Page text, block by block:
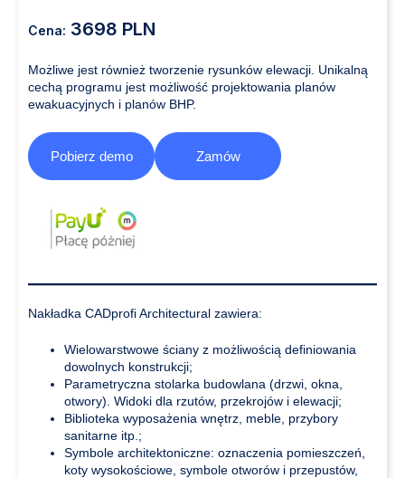
Cena: 3698 PLN
Możliwe jest również tworzenie rysunków elewacji. Unikalną
cechą programu jest możliwość projektowania planów
ewakuacyjnych i planów BHP.
Pobierz demo Zamów
Nakładka CADprofi Architectural zawiera:
Wielowarstwowe ściany z możliwością definiowania
dowolnych konstrukcji;
Parametryczna stolarka budowlana (drzwi, okna,
otwory). Widoki dla rzutów, przekrojów i elewacji;
Biblioteka wyposażenia wnętrz, meble, przybory
sanitarne itp.;
Symbole architektoniczne: oznaczenia pomieszczeń,
koty wysokościowe, symbole otworów i przepustów,